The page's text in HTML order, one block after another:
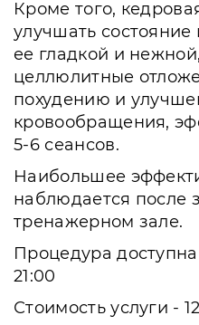
Кроме того,
улучшать
ее гладкой и
целлюлитные
похудению и
кровообращения,
5-6 сеансов.
Наибольшее
наблюдается после
тренажерном зале.
Процедура
21:00
Стоимость услуги -